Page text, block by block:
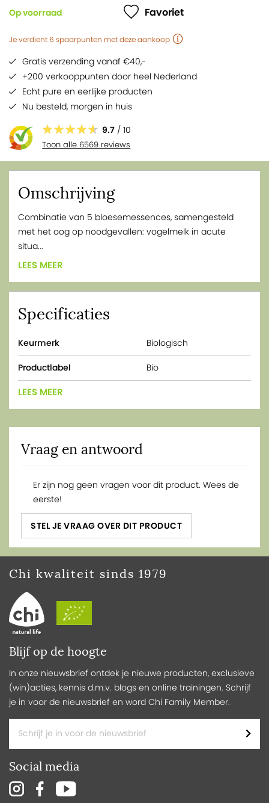
Op voorraad Favoriet
Je verdient6 spaarpunten met deze aankoop
Gratis verzending vanaf €40,-
+200 verkooppunten door heel Nederland
Echt pure en eerlijke producten
Nu besteld, morgen in huis
9.7 / 10
Toon alle 6569 reviews
Omschrijving
Combinatie van 5 bloesemessences, samengesteld
met het oog op noodgevallen: vogelmelk in acute
situa...
LEES MEER
Specificaties
Keurmerk Biologisch
Productlabel Bio
LEES MEER
Vraag en antwoord
Er zijn nog geen vragen voor dit product. Wees de
eerste!
STEL JE VRAAG OVER DIT PRODUCT
Blijf op de hoogte
In onze nieuwsbrief ontdek je nieuwe producten, exclusieve
(win)acties, kennis d.m.v. blogs en online trainingen. Schrijf
je in voor de nieuwsbrief en word Chi Family Member.
Social media
Chi kwaliteit sinds 1979